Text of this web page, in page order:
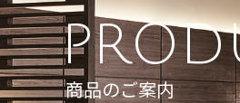
商品のご案内